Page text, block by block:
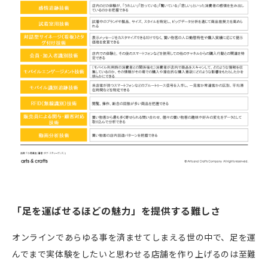
「足を運ばせるほどの魅力」を提供する難しさ
オンラインであらゆる事を済ませてしまえる世の中で、足を運
んでまで実体験をしたいと思わせる店舗を作り上げるのは至難